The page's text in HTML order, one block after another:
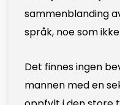
sammenblanding
språk, noe som
Det finnes ingen
mannen med en